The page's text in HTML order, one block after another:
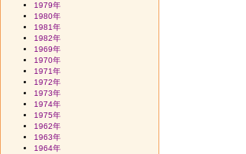
1979年
1980年
1981年
1982年
1969年
1970年
1971年
1972年
1973年
1974年
1975年
1962年
1963年
1964年